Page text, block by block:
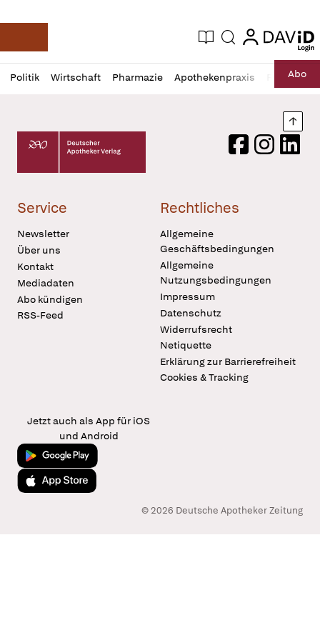
Deutsche Apotheker Zeitung
Aktuelle Ausgabe
Suche login
login
Politik Wirtschaft Pharmazie Apothekenpraxis RechtAbo
Profil
öffnen
Daz
Pur
Deutscher Apotheker Verlag Logo
FacebookInstagram
Service
Newsletter
Über uns
Kontakt
Mediadaten
Abo kündigen
RSS-Feed
Rechtliches
Allgemeine
Geschäftsbedingungen
Allgemeine
Nutzungsbedingungen
Impressum
Datenschutz
Widerrufsrecht
Netiquette
Erklärung zur Barrierefreiheit
Cookies & Tracking
Jetzt auch als App für iOS
und Android
Jetzt bei Google Play
Laden im App Store
© 2026 Deutsche Apotheker Zeitung